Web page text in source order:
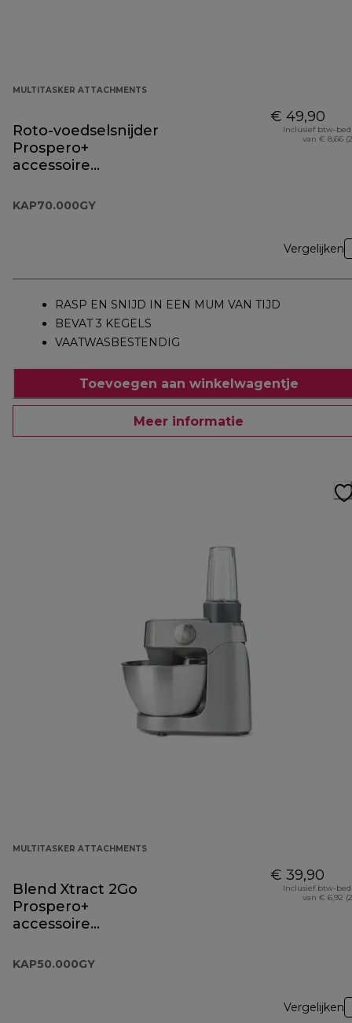
MULTITASKER ATTACHMENTS
Roto-voedselsnijder
Prospero+
accessoire
KAP70.000GY
€ 49,90
Inclusief btw-
van € 8,66
Vergelijken
RASP EN SNIJD IN EEN MUM VAN TIJD
BEVAT 3 KEGELS
VAATWASBESTENDIG
Toevoegen aan winkelwagentje
Meer informatie
MULTITASKER ATTACHMENTS
Blend Xtract 2Go
Prospero+
accessoire
KAP50.000GY
€ 39,90
Inclusief btw-
van € 6,92
Vergelijken